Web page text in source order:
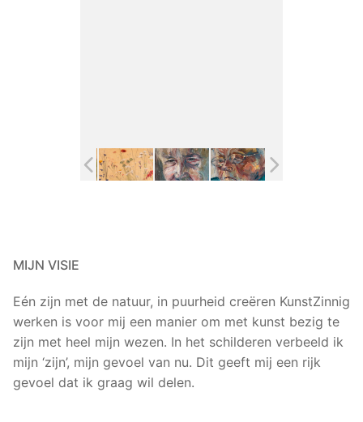
MIJN VISIE
Eén zijn met de natuur, in puurheid creëren KunstZinnig
werken is voor mij een manier om met kunst bezig te
zijn met heel mijn wezen. In het schilderen verbeeld ik
mijn ‘zijn’, mijn gevoel van nu. Dit geeft mij een rijk
gevoel dat ik graag wil delen.